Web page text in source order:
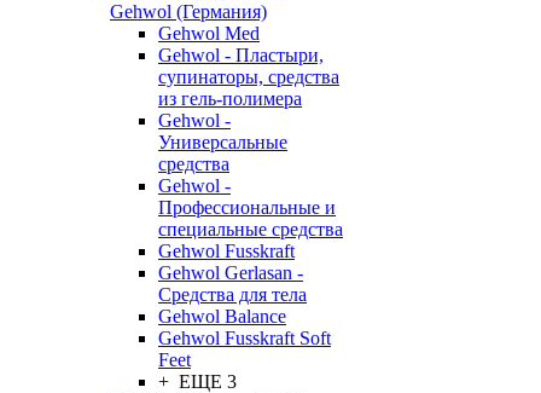
Gehwol (Германия)
Gehwol Med
Gehwol - Пластыри,
супинаторы, средства
из гель-полимера
Gehwol -
Универсальные
средства
Gehwol -
Профессиональные и
специальные средства
Gehwol Fusskraft
Gehwol Gerlasan -
Средства для тела
Gehwol Balance
Gehwol Fusskraft Soft
Feet
+ ЕЩЕ 3